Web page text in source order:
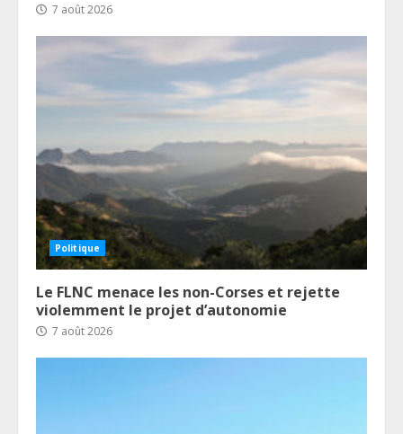
7 août 2026
Politique
Le FLNC menace les non-Corses et rejette
violemment le projet d’autonomie
7 août 2026